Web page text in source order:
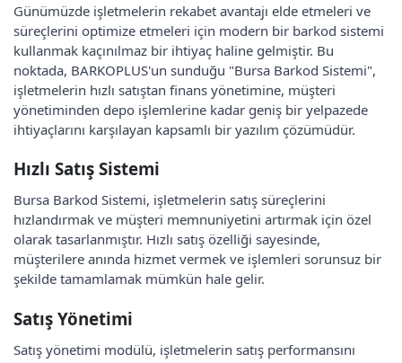
Günümüzde işletmelerin rekabet avantajı elde etmeleri ve
süreçlerini optimize etmeleri için modern bir barkod sistemi
kullanmak kaçınılmaz bir ihtiyaç haline gelmiştir. Bu
noktada, BARKOPLUS'un sunduğu "Bursa Barkod Sistemi",
işletmelerin hızlı satıştan finans yönetimine, müşteri
yönetiminden depo işlemlerine kadar geniş bir yelpazede
ihtiyaçlarını karşılayan kapsamlı bir yazılım çözümüdür.
Hızlı Satış Sistemi
Bursa Barkod Sistemi, işletmelerin satış süreçlerini
hızlandırmak ve müşteri memnuniyetini artırmak için özel
olarak tasarlanmıştır. Hızlı satış özelliği sayesinde,
müşterilere anında hizmet vermek ve işlemleri sorunsuz bir
şekilde tamamlamak mümkün hale gelir.
Satış Yönetimi
Satış yönetimi modülü, işletmelerin satış performansını